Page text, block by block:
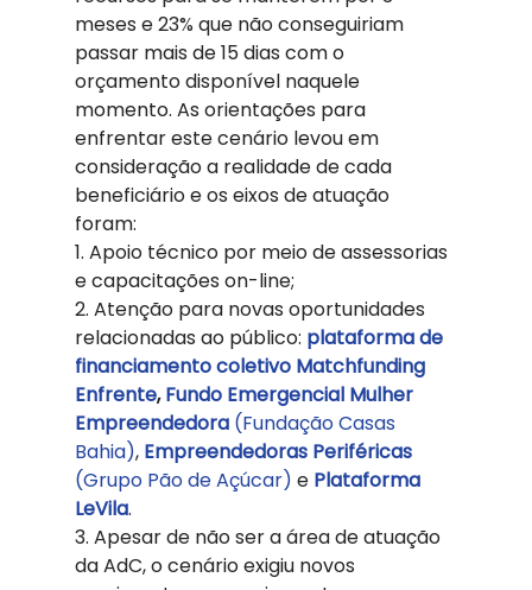
meses e 23% que não conseguiriam
passar mais de 15 dias com o
orçamento disponível naquele
momento. As orientações para
enfrentar este cenário levou em
consideração a realidade de cada
beneficiário e os eixos de atuação
foram:
1. Apoio técnico por meio de assessorias
e capacitações on-line;
2. Atenção para novas oportunidades
relacionadas ao público: plataforma de
financiamento coletivo Matchfunding
Enfrente, Fundo Emergencial Mulher
Empreendedora (Fundação Casas
Bahia), Empreendedoras Periféricas
(Grupo Pão de Açúcar) e Plataforma
LeVila.
3. Apesar de não ser a área de atuação
da AdC, o cenário exigiu novos